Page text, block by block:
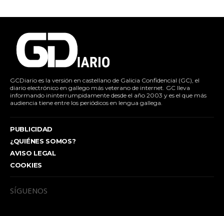
GCDiario es la versión en castellano de Galicia Confidencial (GC), el
diario electrónico en gallego más veterano de internet. GC lleva
informando ininterrumpidamente desde el año 2003 y es el que más
audiencia tiene entre los periódicos en lengua gallega.
PUBLICIDAD
¿QUIÉNES SOMOS?
AVISO LEGAL
COOKIES
SÍGUENOS